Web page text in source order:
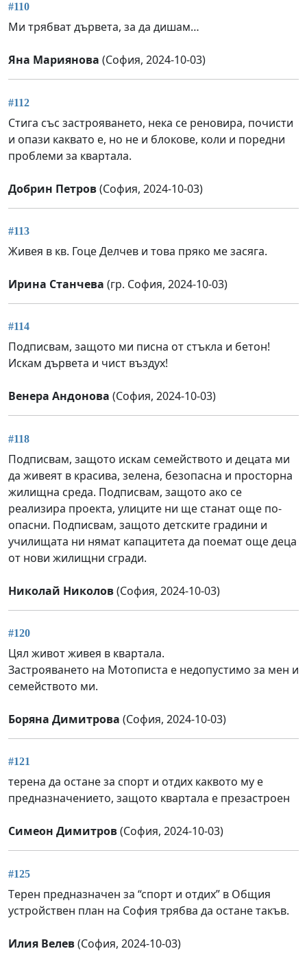
#110
Ми трябват дървета, за да дишам…
Яна Мариянова (София, 2024-10-03)
#112
Стига със застрояването, нека се реновира, почисти
и опази каквато е, но не и блокове, коли и поредни
проблеми за квартала.
Добрин Петров(София, 2024-10-03)
#113
Живея в кв. Гоце Делчев и това пряко ме засяга.
Ирина Станчева (гр. София, 2024-10-03)
#114
Подписвам, защото ми писна от стъкла и бетон!
Искам дървета и чист въздух!
Венера Андонова (София, 2024-10-03)
#118
Подписвам, защото искам семейството и децата ми
да живеят в красива, зелена, безопасна и просторна
жилищна среда. Подписвам, защото ако се
реализира проекта, улиците ни ще станат още по-
опасни. Подписвам, защото детските градини и
училищата ни нямат капацитета да поемат още деца
от нови жилищни сгради.
Николай Николов(София, 2024-10-03)
#120
Цял живот живея в квартала.
Застрояването на Мотописта е недопустимо за мен и
семейството ми.
Боряна Димитрова (София, 2024-10-03)
#121
терена да остане за спорт и отдих каквото му е
предназначението, защото квартала е презастроен
Симеон Димитров(София, 2024-10-03)
#125
Tерен предназначен за “спорт и отдих” в Общия
устройствен план на София трябва да остане такъв.
Илия Велев(София, 2024-10-03)